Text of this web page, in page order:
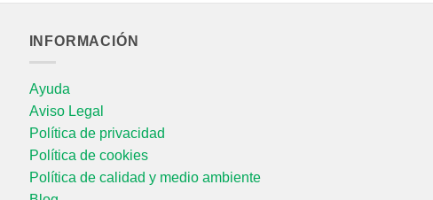
INFORMACIÓN
Ayuda
Aviso Legal
Política de privacidad
Política de cookies
Política de calidad y medio ambiente